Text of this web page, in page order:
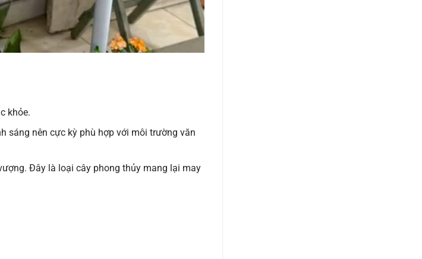
khỏe.
sáng nên cực kỳ phù hợp với môi trường văn
Đây là loại cây phong thủy mang lại may